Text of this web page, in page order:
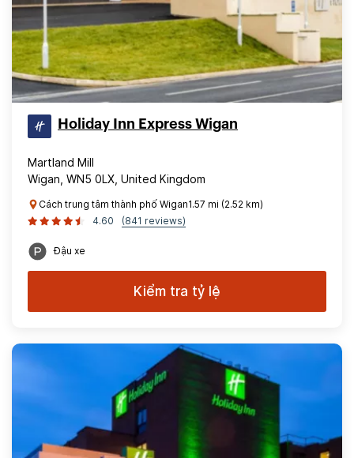
Holiday Inn Express Wigan
Martland Mill
Wigan, WN5 0LX, United Kingdom
Cách trung tâm thành phố Wigan1.57 mi (2.52 km)
4.60
(841 reviews)
Đậu xe
Kiểm tra tỷ lệ